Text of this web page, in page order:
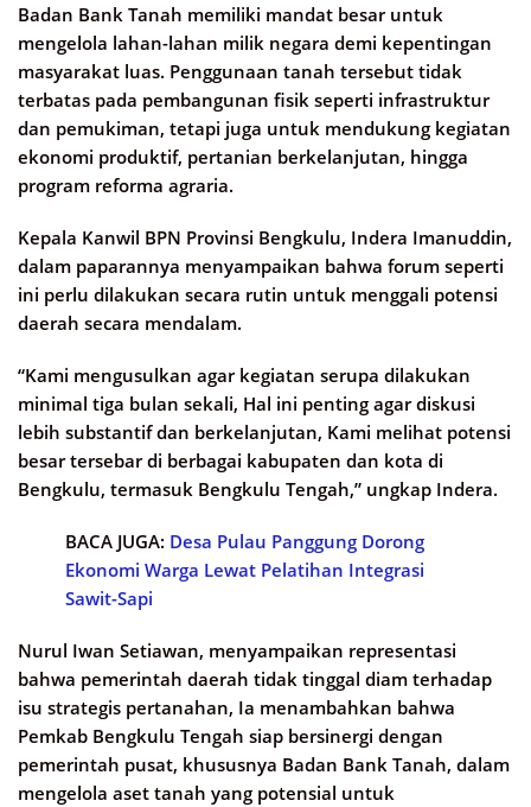
Badan Bank Tanah memiliki mandat besar untuk
mengelola lahan-lahan milik negara demi kepentingan
masyarakat luas. Penggunaan tanah tersebut tidak
terbatas pada pembangunan fisik seperti infrastruktur
dan pemukiman, tetapi juga untuk mendukung kegiatan
ekonomi produktif, pertanian berkelanjutan, hingga
program reforma agraria.
Kepala Kanwil BPN Provinsi Bengkulu, Indera Imanuddin,
dalam paparannya menyampaikan bahwa forum seperti
ini perlu dilakukan secara rutin untuk menggali potensi
daerah secara mendalam.
“Kami mengusulkan agar kegiatan serupa dilakukan
minimal tiga bulan sekali, Hal ini penting agar diskusi
lebih substantif dan berkelanjutan, Kami melihat potensi
besar tersebar di berbagai kabupaten dan kota di
Bengkulu, termasuk Bengkulu Tengah,” ungkap Indera.
BACA JUGA: Desa Pulau Panggung Dorong
Ekonomi Warga Lewat Pelatihan Integrasi
Sawit-Sapi
Nurul Iwan Setiawan, menyampaikan representasi
bahwa pemerintah daerah tidak tinggal diam terhadap
isu strategis pertanahan, Ia menambahkan bahwa
Pemkab Bengkulu Tengah siap bersinergi dengan
pemerintah pusat, khususnya Badan Bank Tanah, dalam
mengelola aset tanah yang potensial untuk